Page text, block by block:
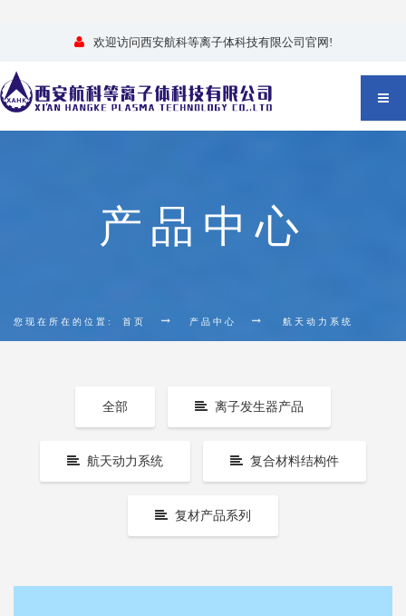
欢迎访问西安航科等离子体科技有限公司官网!
产品中心
您现在所在的位置: 首页 产品中心 航天动力系统
全部 离子发生器产品
航天动力系统 复合材料结构件
复材产品系列